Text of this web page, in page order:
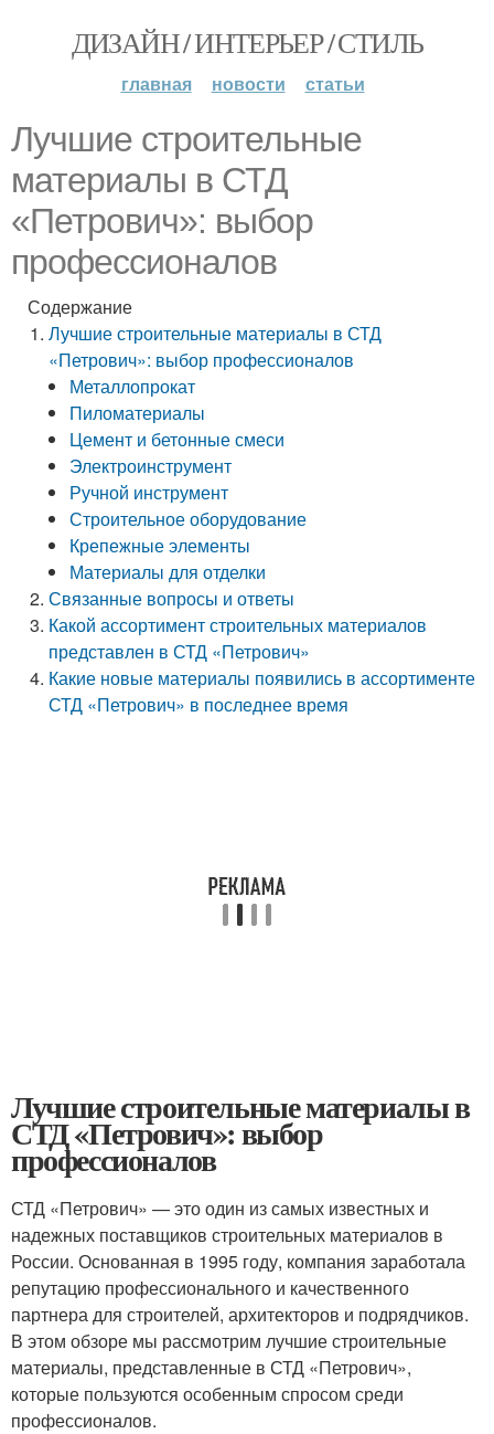
ДИЗАЙН / ИНТЕРЬЕР / СТИЛЬ
главная новости статьи
Лучшие строительные
материалы в СТД
«Петрович»: выбор
профессионалов
Содержание
Лучшие строительные материалы в СТД
«Петрович»: выбор профессионалов
Металлопрокат
Пиломатериалы
Цемент и бетонные смеси
Электроинструмент
Ручной инструмент
Строительное оборудование
Крепежные элементы
Материалы для отделки
Связанные вопросы и ответы
Какой ассортимент строительных материалов
представлен в СТД «Петрович»
Какие новые материалы появились в ассортименте
СТД «Петрович» в последнее время
Лучшие строительные материалы в
СТД «Петрович»: выбор
профессионалов
СТД «Петрович» — это один из самых известных и
надежных поставщиков строительных материалов в
России. Основанная в 1995 году, компания заработала
репутацию профессионального и качественного
партнера для строителей, архитекторов и подрядчиков.
В этом обзоре мы рассмотрим лучшие строительные
материалы, представленные в СТД «Петрович»,
которые пользуются особенным спросом среди
профессионалов.